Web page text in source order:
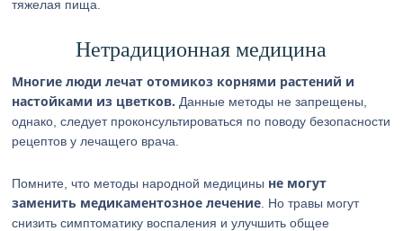
тяжелая пища.
Нетрадиционная медицина
Многие люди лечат отомикоз корнями растений и
настойками из цветков. Данные методы не запрещены,
однако, следует проконсультироваться по поводу безопасности
рецептов у лечащего врача.
Помните, что методы народной медицины не могут
заменить медикаментозное лечение . Но травы могут
снизить симптоматику воспаления и улучшить общее